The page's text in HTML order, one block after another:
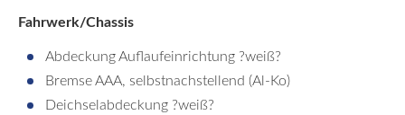
Fahrwerk/Chassis
Abdeckung Auflaufeinrichtung ?weiß?
Bremse AAA, selbstnachstellend (Al-Ko)
Deichselabdeckung ?weiß?